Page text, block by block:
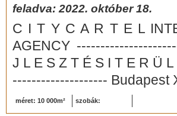
feladva: 2022. október 18.
C I T Y C A R T E L
AGENCY
J L E S Z T É S I T E R Ü
-------------------- Budapest
méret: 10 000m² szobák: